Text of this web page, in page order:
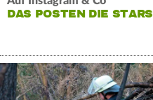
DAS POSTEN DIE STARS